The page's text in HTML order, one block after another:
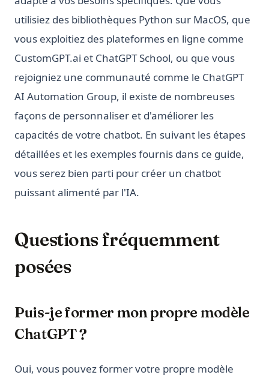
utilisiez des bibliothèques Python sur MacOS, que
vous exploitiez des plateformes en ligne comme
CustomGPT.ai et ChatGPT School, ou que vous
rejoigniez une communauté comme le ChatGPT
AI Automation Group, il existe de nombreuses
façons de personnaliser et d'améliorer les
capacités de votre chatbot. En suivant les étapes
détaillées et les exemples fournis dans ce guide,
vous serez bien parti pour créer un chatbot
puissant alimenté par l'IA.
Questions fréquemment
posées
Puis-je former mon propre modèle
ChatGPT ?
Oui, vous pouvez former votre propre modèle